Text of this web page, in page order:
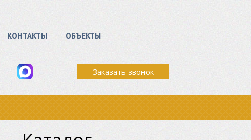
КОНТАКТЫ ОБЪЕКТЫ
Заказать звонок